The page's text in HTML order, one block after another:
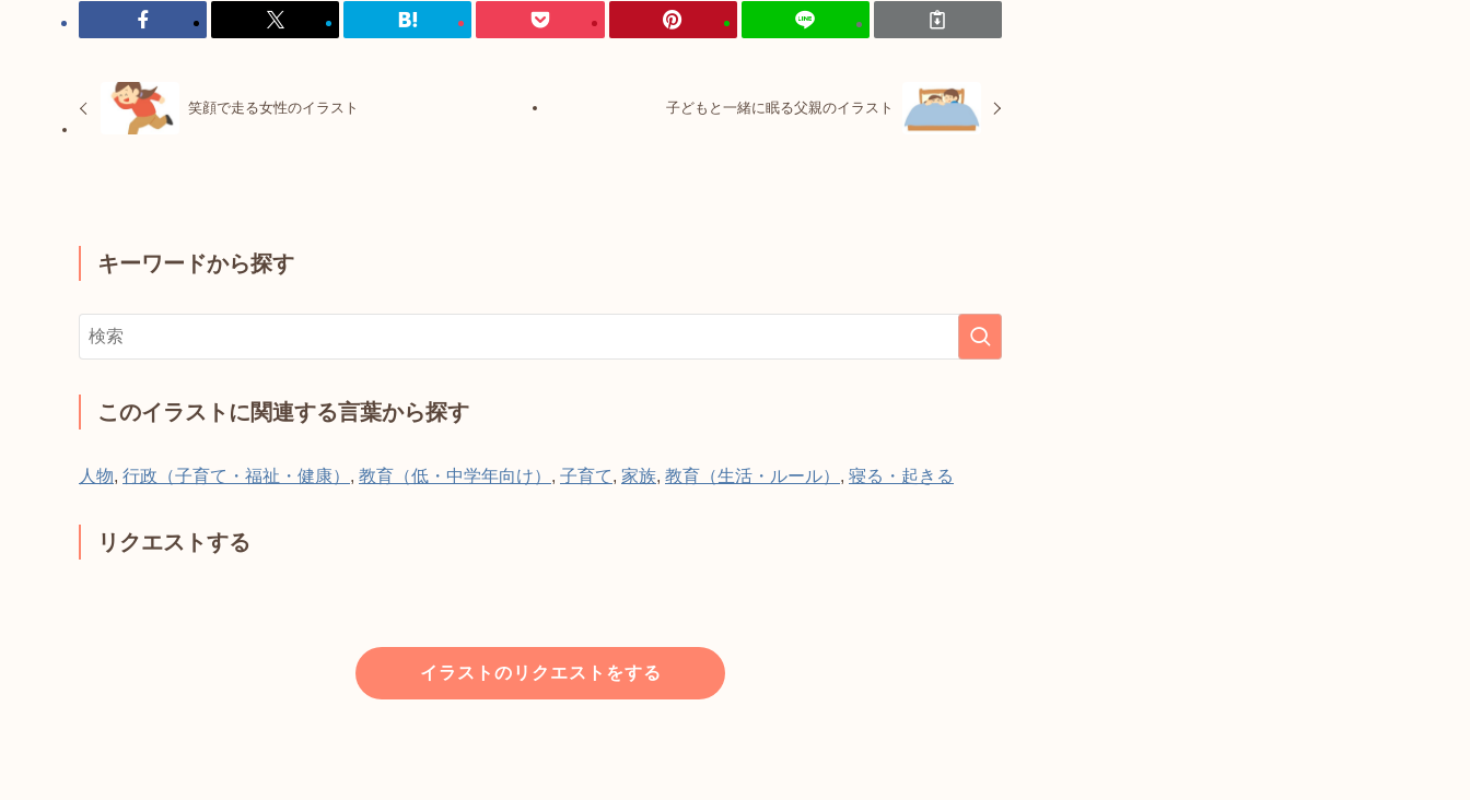
笑顔で走る女性のイラスト 子どもと一緒に眠る父親のイラスト
キーワードから探す
このイラストに関連する言葉から探す
人物, 行政（子育て・福祉・健康） , 教育（低・中学年向け） , 子育て, 家族, 教育（生活・ルール） , 寝る・起きる
リクエストする
イラストのリクエストをする